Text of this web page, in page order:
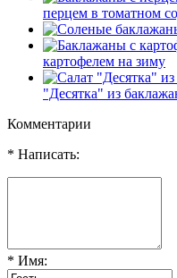
перцем в томатном
картофелем на зиму
"Десятка" из
Комментарии
* Написать:
* Имя: